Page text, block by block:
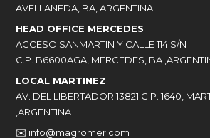
AVELLANEDA, BA, ARGENTINA
HEAD OFFICE MERCEDES
ACCESO SANMARTIN Y CALLE 114 S/N
C.P. B6600AGA, MERCEDES, BA
LOCAL MARTINEZ
AV. DEL LIBERTADOR 13821 C.P. 1640,
,ARGENTINA
✉️ info@magromer.com